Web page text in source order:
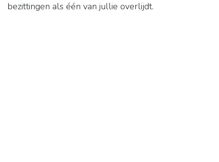
bezittingen als één van jullie overlijdt.